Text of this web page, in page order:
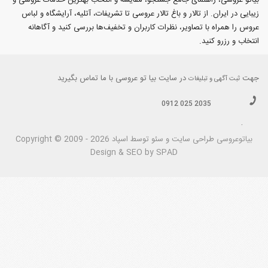
برای مشاهده جزئیات هر آتلیه، عکس‌ها و نمونه‌کارها می‌توانید به صفحه
آتلیه‌های عروس در گرمدره کرجدر سایت بیا‌تو‌عروسی سر بزنید و مستقیماً
با آن‌ها در ارتباط باشید. همچنین امکان دریافت
زیبایی در ایران. از تالار و باغ تالار عروسی تا تشریفات، آتلیه، آرایشگاه و لباس
عروس را همراه با تصاویر، نظرات کاربران و تخفیف‌ها بررسی کنید و آگاهانه
انتخاب و رزرو کنید.
جهت ثبت آگهی و تبلیغات در سایت بیا تو عروسی با ما تماس بگیرید
0912 025 2035
.
بیاتوعروسی Copyright © 2009 - 2026 طراحی سايت و سئو توسط اسپاد
Design & SEO by SPAD